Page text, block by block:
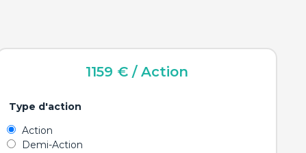
1159 €/ Action
Type d'action
Action
Demi-Action